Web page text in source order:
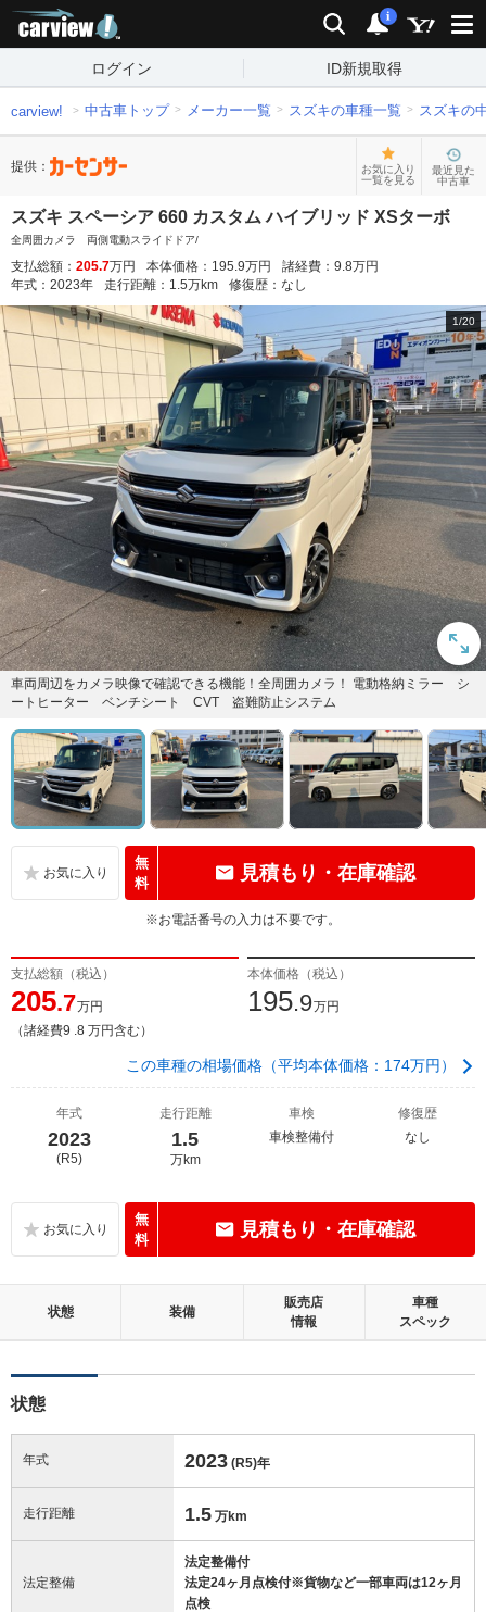
検索 通知
i
ログイン ID新規取得
carview! 中古車トップ メーカー一覧 スズキの車種一覧 スズキの
提供：
お気に入り
一覧を見る
最近見た
中古車
スズキ スペーシア 660 カスタム ハイブリッド XSターボ
全周囲カメラ 両側電動スライドドア/
支払総額： 205.7万円 本体価格： 195.9万円 諸経費： 9.8万円
年式： 2023年 走行距離： 1.5万km 修復歴： なし
1/20
車両周辺をカメラ映像で確認できる機能！全周囲カメラ！ 電動格納ミラー シ
ートヒーター ベンチシート CVT 盗難防止システム
無
料
見積もり・在庫確認
※お電話番号の入力は不要です。
支払総額（税込）
205.7万円
（諸経費9 .8 万円含む）
本体価格（税込）
195.9万円
この車種の相場価格（平均本体価格：174万円）
年式
2023
(R5)
走行距離
1.5
万km
車検
車検整備付
修復歴
なし
無
料
見積もり・在庫確認
状態 装備
販売店
情報
車種
スペック
状態
年式 2023 (R5)年
走行距離 1.5 万km
法定整備
法定整備付
法定24ヶ月点検付※貨物など一部車両は12ヶ月
点検